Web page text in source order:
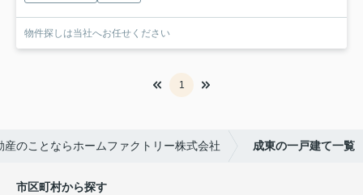
物件探しは当社へお任せください
1
のことならホームファクトリー株式会社 成東の一戸建て一覧
市区町村から探す